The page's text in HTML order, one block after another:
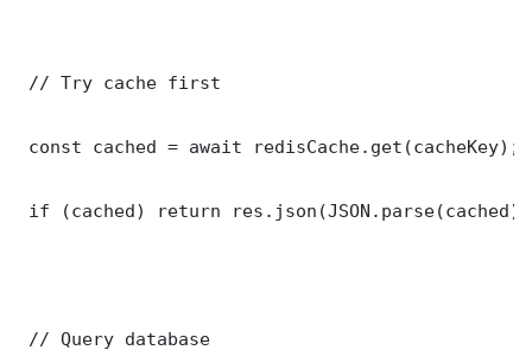
// Try cache first
const cached = await redisCache.get(cacheKey);
if (cached) return
// Query database